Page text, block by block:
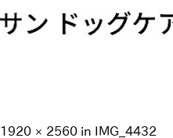
1920 × 2560 in IMG_4432